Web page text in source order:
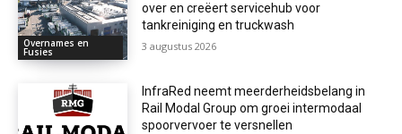
Overnames en
Fusies
over en creëert servicehub voor
tankreiniging en truckwash
3 augustus 2026
InfraRed neemt meerderheidsbelang in
Rail Modal Group om groei intermodaal
spoorvervoer te versnellen